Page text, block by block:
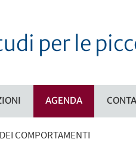
per le
AGENDA
COMPORTAMENTI